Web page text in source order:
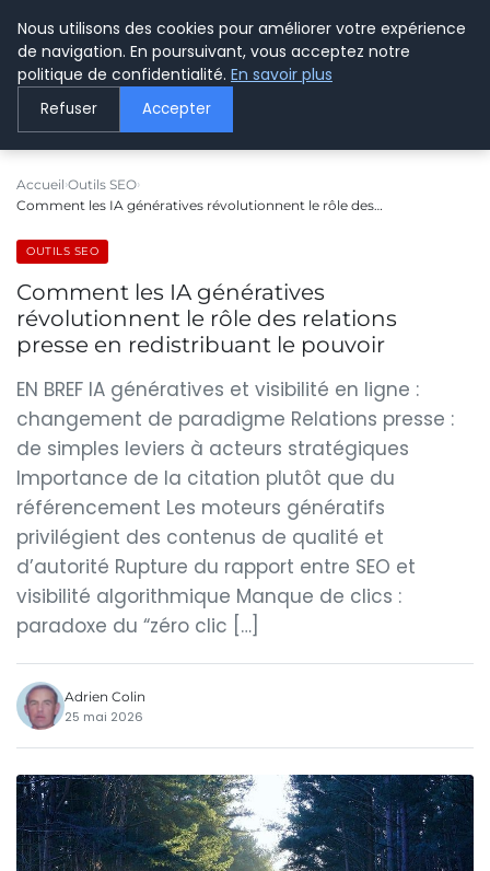
LE WEBMARKETING
Accueil Outils SEO
Comment les IA génératives révolutionnent le rôle des…
OUTILS SEO
Comment les IA génératives
révolutionnent le rôle des relations
presse en redistribuant le pouvoir
EN BREF IA génératives et visibilité en ligne :
changement de paradigme Relations presse :
de simples leviers à acteurs stratégiques
Importance de la citation plutôt que du
référencement Les moteurs génératifs
privilégient des contenus de qualité et
d’autorité Rupture du rapport entre SEO et
visibilité algorithmique Manque de clics :
paradoxe du “zéro clic […]
Adrien Colin
25 mai 2026
Nous utilisons des cookies pour améliorer votre expérience
de navigation. En poursuivant, vous acceptez notre
politique de confidentialité. En savoir plus
Refuser Accepter